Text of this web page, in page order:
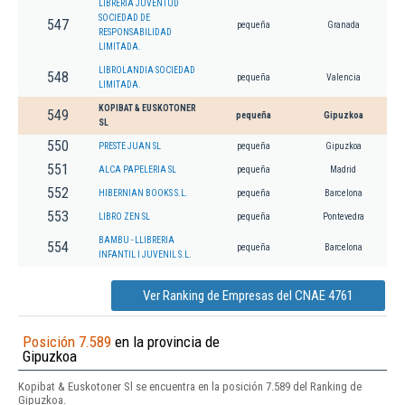
547
LIBRERIA JUVENTUD
SOCIEDAD DE
RESPONSABILIDAD
LIMITADA.
pequeña Granada
548
LIBROLANDIA SOCIEDAD
LIMITADA.
pequeña Valencia
549
KOPIBAT & EUSKOTONER
SL
pequeña Gipuzkoa
550 PRESTE JUAN SL pequeña Gipuzkoa
551 ALCA PAPELERIA SL pequeña Madrid
552 HIBERNIAN BOOKS S.L. pequeña Barcelona
553 LIBRO ZEN SL pequeña Pontevedra
554
BAMBU - LLIBRERIA
INFANTIL I JUVENIL S.L.
pequeña Barcelona
Ver Ranking de Empresas del CNAE 4761
Posición 7.589 en la provincia de
Gipuzkoa
Kopibat & Euskotoner Sl se encuentra en la posición 7.589 del Ranking de
Gipuzkoa.